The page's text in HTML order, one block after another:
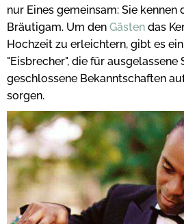
nur Eines gemeinsam: Sie kennen
Bräutigam. Um den Gästen das
Hochzeit zu erleichtern, gibt es
"Eisbrecher", die für
geschlossene Bekanntschaften
sorgen.